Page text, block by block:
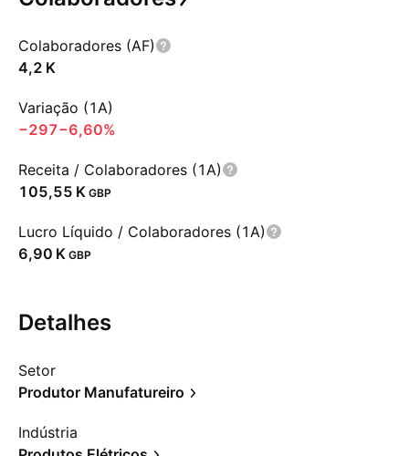
Colaboradores (AF)
‪4,2 K‬
Variação (1A)
−297−6,60%
Receita / Colaboradores (1A)
‪105,55 K‬ GBP
Lucro Líquido / Colaboradores (1A)
‪6,90 K‬ GBP
Detalhes
Setor
Produtor Manufatureiro
Indústria